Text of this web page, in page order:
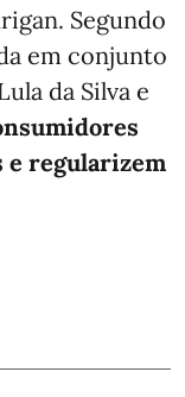
Segundo
em conjunto
da Silva e
e regularizem